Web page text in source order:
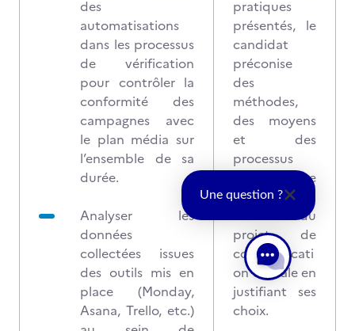
des
automatisations
dans les processus
de vérification
pour contrôler la
conformité des
campagnes avec
le plan média sur
l’ensemble de sa
durée.
Analyser les
données
collectées issues
des outils mis en
place (Monday,
Asana, Trello, etc.)
pratiques
présentés, le
candidat
préconise
des
méthodes,
des moyens
et des
processus
mis en œuvre
pour la
réalisation du
projet de
communicati
on digitale en
justifiant ses
choix.
Une question ?